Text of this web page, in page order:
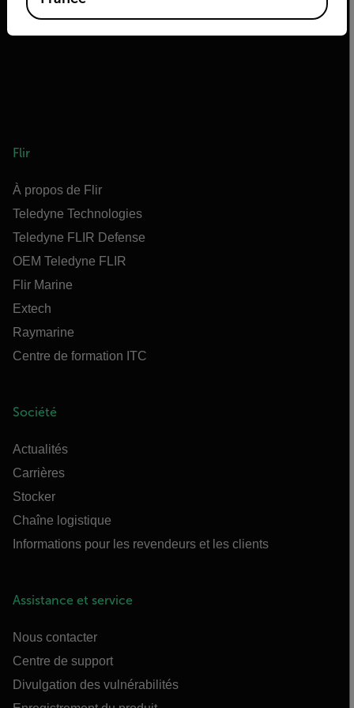
Flir
À propos de Flir
Teledyne Technologies
Teledyne FLIR Defense
OEM Teledyne FLIR
Flir Marine
Extech
Raymarine
Centre de formation ITC
Société
Actualités
Carrières
Stocker
Chaîne logistique
Informations pour les revendeurs et les clients
Assistance et service
Nous contacter
Centre de support
Divulgation des vulnérabilités